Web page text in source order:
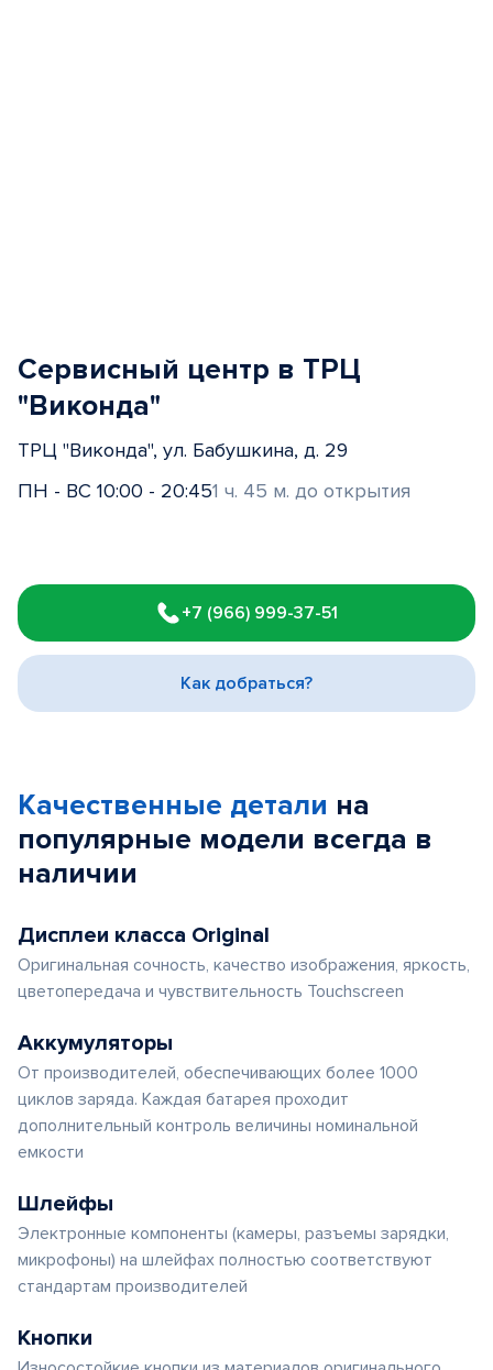
Сервисный центр в ТРЦ
"Виконда"
ТРЦ "Виконда", ул. Бабушкина, д. 29
ПН - ВС 10:00 - 20:451 ч. 45 м. до открытия
1
of
3
+7 (966) 999-37-51
Как добраться?
Качественные детали на
популярные модели всегда в
наличии
Дисплеи класса Original
Оригинальная сочность, качество изображения, яркость,
цветопередача и чувствительность Touchscreen
Аккумуляторы
От производителей, обеспечивающих более 1000
циклов заряда. Каждая батарея проходит
дополнительный контроль величины номинальной
емкости
Шлейфы
Электронные компоненты (камеры, разъемы зарядки,
микрофоны) на шлейфах полностью соответствуют
стандартам производителей
Кнопки